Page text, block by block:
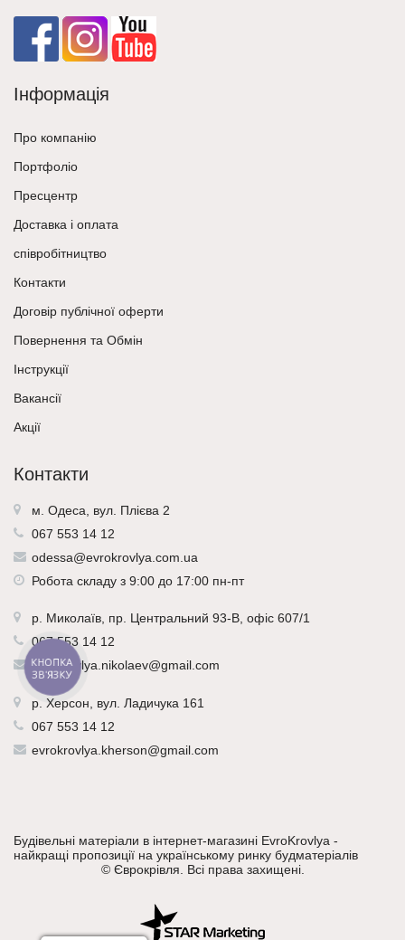
Інформація
Про компанію
Портфоліо
Пресцентр
Доставка і оплата
співробітництво
Контакти
Договір публічної оферти
Повернення та Обмін
Інструкції
Вакансії
Акції
Контакти
м. Одеса, вул. Плієва 2
067 553 14 12
odessa@evrokrovlya.com.ua
Робота складу з 9:00 до 17:00 пн-пт
р. Миколаїв , пр. Центральний 93-В, офіс 607/1
067 553 14 12
evrokrovlya.nikolaev@gmail.com
р. Херсон , вул. Ладичука 161
067 553 14 12
evrokrovlya.kherson@gmail.com
Будівельні матеріали в інтернет-магазині EvroKrovlya -
найкращі пропозиції на українському ринку будматеріалів
© Єврокрівля . Всі права захищені.
КНОПКА
ЗВ'ЯЗКУ